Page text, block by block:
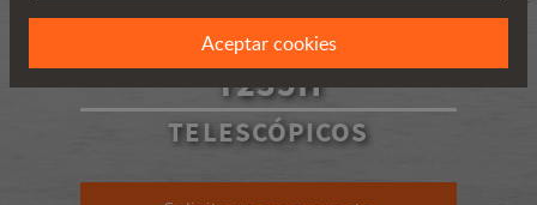
T235H
TELESCÓPICOS
Aceptar cookies